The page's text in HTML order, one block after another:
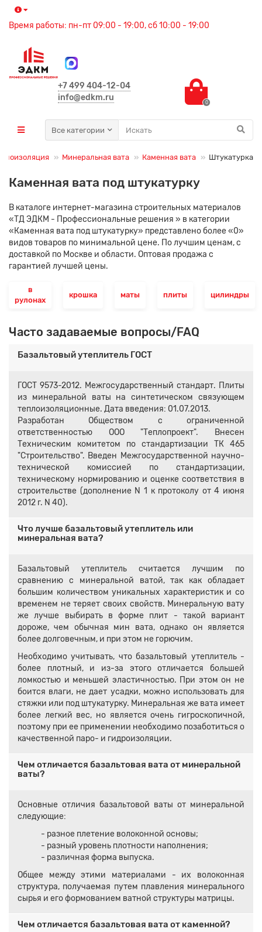
Время работы: пн-пт 09:00 - 19:00, сб 10:00 - 19:00
+7 499 404-12-04
info@edkm.ru
0
Все категории
Минеральная вата Каменная вата Штукатурка
Каменная вата под штукатурку
В каталоге интернет-магазина строительных материалов
«ТД ЭДКМ - Профессиональные решения » в категории
«Каменная вата под штукатурку» представлено более «0»
видов товаров по минимальной цене. По лучшим ценам, с
доставкой по Москве и области. Оптовая продажа с
гарантией лучшей цены.
в
рулонах
крошка маты плиты цилиндры
Часто задаваемые вопросы/FAQ
Базальтовый утеплитель ГОСТ
ГОСТ 9573-2012. Межгосударственный стандарт. Плиты
из минеральной ваты на синтетическом связующем
теплоизоляционные. Дата введения: 01.07.2013.
Разработан Обществом с ограниченной
ответственностью ООО "Теплопроект". Внесен
Техническим комитетом по стандартизации ТК 465
"Строительство". Введен Межгосударственной научно-
технической комиссией по стандартизации,
техническому нормированию и оценке соответствия в
строительстве (дополнение N 1 к протоколу от 4 июня
2012 г. N 40).
Что лучше базальтовый утеплитель или
минеральная вата?
Базальтовый утеплитель считается лучшим по
сравнению с минеральной ватой, так как обладает
большим количеством уникальных характеристик и со
временем не теряет своих свойств. Минеральную вату
же лучше выбирать в форме плит - такой вариант
дороже, чем обычная мин вата, однако он является
более долговечным, и при этом не горючим.
Необходимо учитывать, что базальтовый утеплитель -
более плотный, и из-за этого отличается большей
ломкостью и меньшей эластичностью. При этом он не
боится влаги, не дает усадки, можно использовать для
стяжки или под штукатурку. Минеральная же вата имеет
более легкий вес, но является очень гигроскопичной,
поэтому при ее применении необходимо позаботиться о
качественной паро- и гидроизоляции.
Чем отличается базальтовая вата от минеральной
ваты?
Основные отличия базальтовой ваты от минеральной
следующие:
- разное плетение волоконной основы;
- разный уровень плотности наполнения;
- различная форма выпуска.
Общее между этими материалами - их волоконная
структура, получаемая путем плавления минерального
сырья и его формованием ватной структуры матрицы.
Чем отличается базальтовая вата от каменной?
Заявка на расчет ×
файл